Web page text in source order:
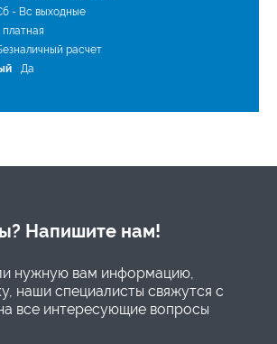
- Вс выходные
платная
расчет
Да
Напишите нам!
нужную вам информацию,
наши специалисты свяжутся с
все интересующие вопросы